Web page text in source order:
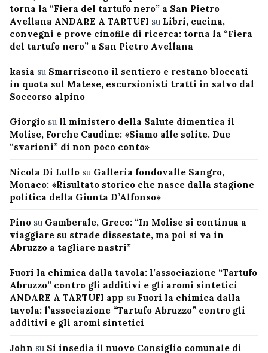
torna la “Fiera del tartufo nero” a San Pietro
Avellana ANDARE A TARTUFI su Libri, cucina,
convegni e prove cinofile di ricerca: torna la “Fiera
del tartufo nero” a San Pietro Avellana
kasia su Smarriscono il sentiero e restano bloccati
in quota sul Matese, escursionisti tratti in salvo dal
Soccorso alpino
Giorgio su Il ministero della Salute dimentica il
Molise, Forche Caudine: «Siamo alle solite. Due
“svarioni” di non poco conto»
Nicola Di Lullo su Galleria fondovalle Sangro,
Monaco: «Risultato storico che nasce dalla stagione
politica della Giunta D’Alfonso»
Pino su Gamberale, Greco: “In Molise si continua a
viaggiare su strade dissestate, ma poi si va in
Abruzzo a tagliare nastri”
Fuori la chimica dalla tavola: l’associazione “Tartufo
Abruzzo” contro gli additivi e gli aromi sintetici
ANDARE A TARTUFI app su Fuori la chimica dalla
tavola: l’associazione “Tartufo Abruzzo” contro gli
additivi e gli aromi sintetici
John su Si insedia il nuovo Consiglio comunale di